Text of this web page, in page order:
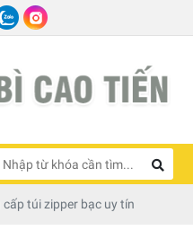
túi zipper bạc uy tín